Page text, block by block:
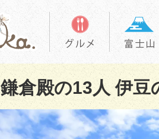
鎌倉殿の13人 伊豆